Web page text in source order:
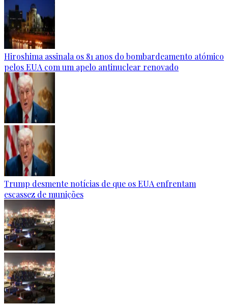
Hiroshima assinala os 81 anos do bombardeamento atómico
pelos EUA com um apelo antinuclear renovado
Trump desmente notícias de que os EUA enfrentam
escassez de munições